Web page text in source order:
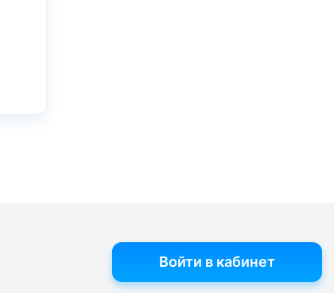
Войти в кабинет